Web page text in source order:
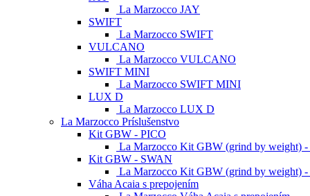
La Marzocco JAY
SWIFT
La Marzocco SWIFT
VULCANO
La Marzocco VULCANO
SWIFT MINI
La Marzocco SWIFT MINI
LUX D
La Marzocco LUX D
La Marzocco Príslušenstvo
Kit GBW - PICO
La Marzocco Kit GBW (grind by weight) -
Kit GBW - SWAN
La Marzocco Kit GBW (grind by weight)
Váha Acaia s prepojením